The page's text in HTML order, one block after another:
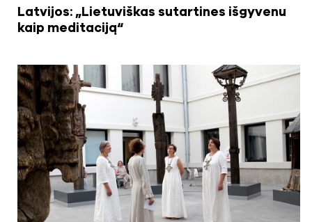
Latvijos: „Lietuviškas sutartines išgyvenu
kaip meditaciją“